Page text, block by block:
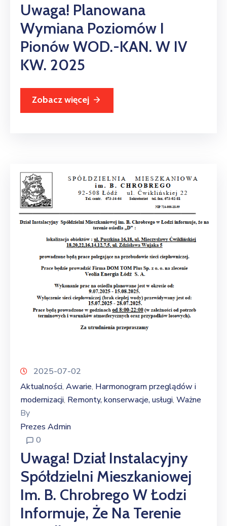
Uwaga! Planowana
Wymiana Poziomów I
Pionów WOD.-KAN. W IV
KW. 2025
Zobacz więcej
2025-07-02
Aktualności‚ Awarie‚ Harmonogram przeglądów i
modernizacji‚ Remonty, konserwacje, usługi‚ Ważne
By
Prezes Admin
0
Uwaga! Dział Instalacyjny
Spółdzielni Mieszkaniowej
Im. B. Chrobrego W Łodzi
Informuje, Że Na Terenie